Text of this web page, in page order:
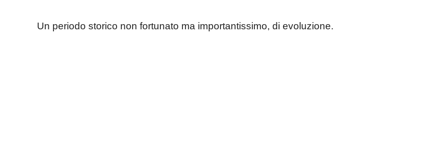
Un periodo storico non fortunato ma importantissimo, di evoluzione.